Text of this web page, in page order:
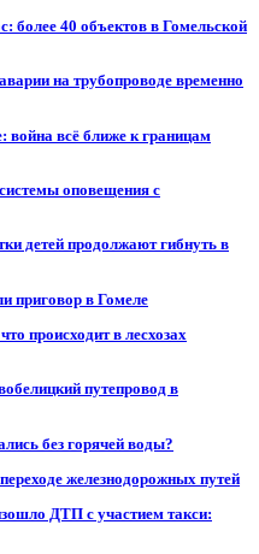
более 40 объектов в Гомельской
на трубопроводе временно
война всё ближе к границам
оповещения с
детей продолжают гибнуть в
приговор в Гомеле
происходит в лесхозах
путепровод в
без горячей воды?
железнодорожных путей
ДТП с участием такси: